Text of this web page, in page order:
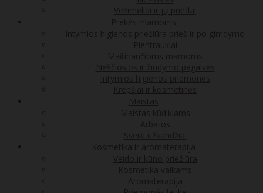
Vežimėliai ir jų priedai
Prekės mamoms
Intymios higienos priežiūra prieš ir po gimdymo
Pientraukiai
Maitinančioms mamoms
Nėščiosios ir žindymo pagalvės
Intymios higienos priemonės
Krepšiai ir kosmetinės
Maistas
Maistas kūdikiams
Arbatos
Sveiki užkandžiai
Kosmetika ir aromaterapija
Veido ir kūno priežiūra
Kosmetika vaikams
Aromaterapija